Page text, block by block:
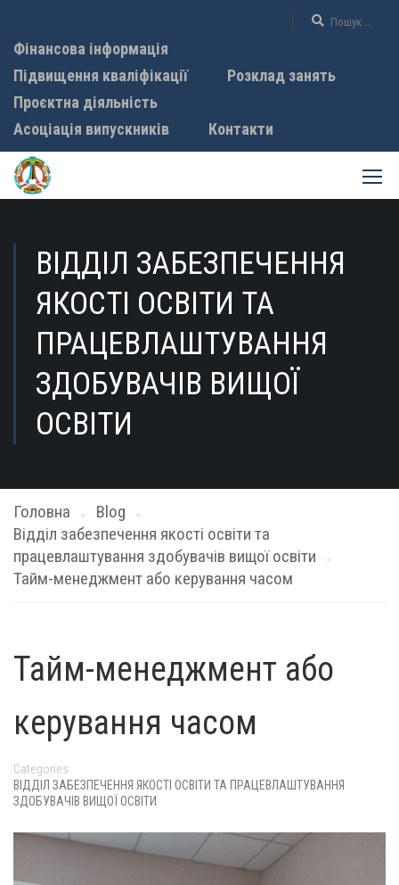
Фінансова інформація
Підвищення кваліфікації
Розклад занять
Проєктна діяльність
Асоціація випускників
Контакти
ВІДДІЛ ЗАБЕЗПЕЧЕННЯ
ЯКОСТІ ОСВІТИ ТА
ПРАЦЕВЛАШТУВАННЯ
ЗДОБУВАЧІВ ВИЩОЇ
ОСВІТИ
Головна
Blog
Відділ забезпечення якості освіти та
працевлаштування здобувачів вищої освіти
Тайм-менеджмент або керування часом
Тайм-менеджмент або
керування часом
Categories
ВІДДІЛ ЗАБЕЗПЕЧЕННЯ ЯКОСТІ ОСВІТИ ТА ПРАЦЕВЛАШТУВАННЯ
ЗДОБУВАЧІВ ВИЩОЇ ОСВІТИ